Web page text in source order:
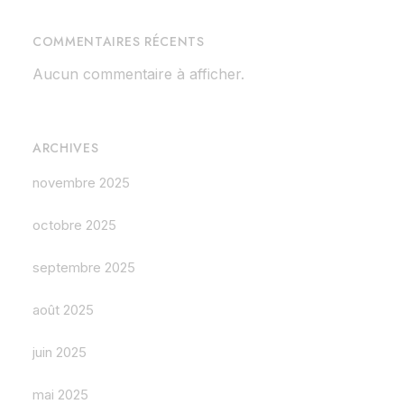
COMMENTAIRES RÉCENTS
Aucun commentaire à afficher.
ARCHIVES
novembre 2025
octobre 2025
septembre 2025
août 2025
juin 2025
mai 2025